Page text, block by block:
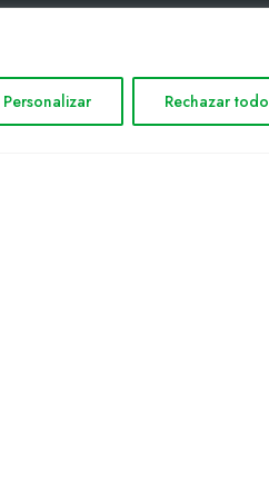
Personalizar Rechazar todo
INFORMACIÓN
Aviso legal